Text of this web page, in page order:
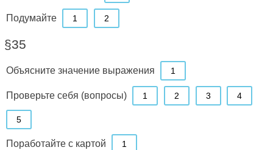
Подумайте 1 2
§35
Объясните значение выражения 1
Проверьте себя (вопросы) 1 2 3 4
5
Поработайте с картой 1